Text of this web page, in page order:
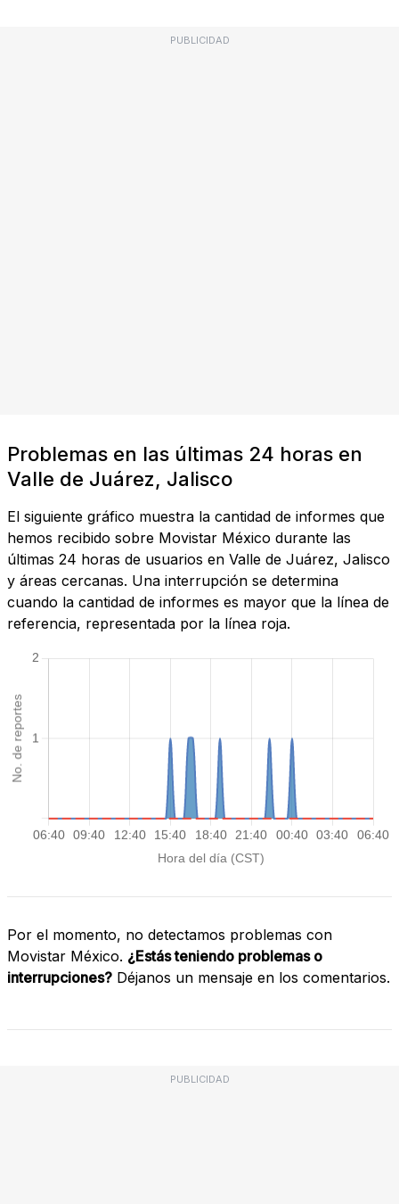
PUBLICIDAD
Problemas en las últimas 24 horas en
Valle de Juárez, Jalisco
El siguiente gráfico muestra la cantidad de informes que
hemos recibido sobre Movistar México durante las
últimas 24 horas de usuarios en Valle de Juárez, Jalisco
y áreas cercanas. Una interrupción se determina
cuando la cantidad de informes es mayor que la línea de
referencia, representada por la línea roja.
Por el momento, no detectamos problemas con
Movistar México. ¿Estás teniendo problemas o
interrupciones? Déjanos un mensaje en los comentarios.
PUBLICIDAD